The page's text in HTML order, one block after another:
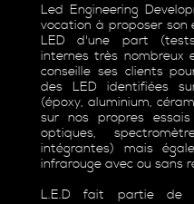
Led Engineering
vocation à proposer son
LED d'une part
internes très
conseille ses clients
des LED identifiées
(époxy, aluminium,
sur nos propres
optiques,
intégrantes) mais
infrarouge avec ou sans
L.E.D fait partie de